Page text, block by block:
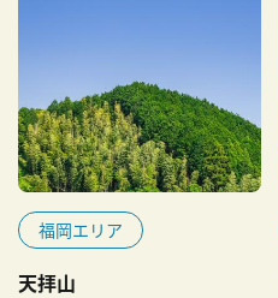
福岡エリア
天拝山